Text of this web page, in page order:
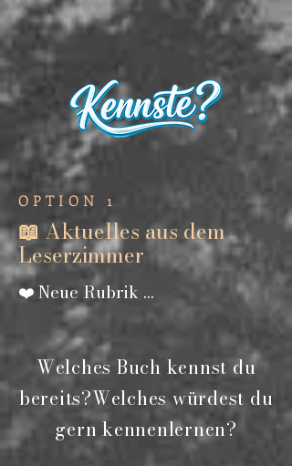
OPTION 1
📖 Aktuelles aus dem
Leserzimmer
❤️ Neue Rubrik ...
Welches Buch kennst du
bereits?Welches würdest du
gern kennenlernen?